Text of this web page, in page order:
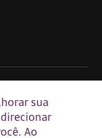
sua
Ao
éticos e condutas
como o nosso Código